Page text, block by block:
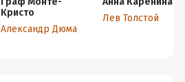
Кристо
Александр Дюма
Лев Толстой